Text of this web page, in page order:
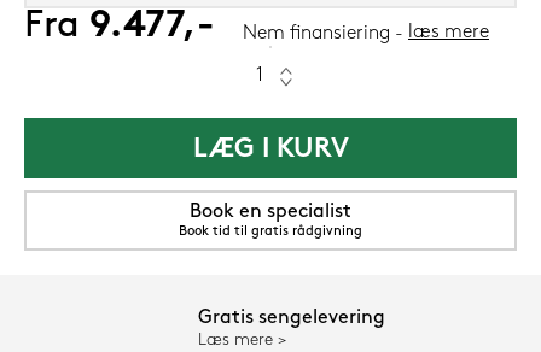
Fra 9.477,- Nem finansiering læs mere
LÆG I KURV
Book en specialist
Book tid til gratis rådgivning
Gratis sengelevering
Læs mere